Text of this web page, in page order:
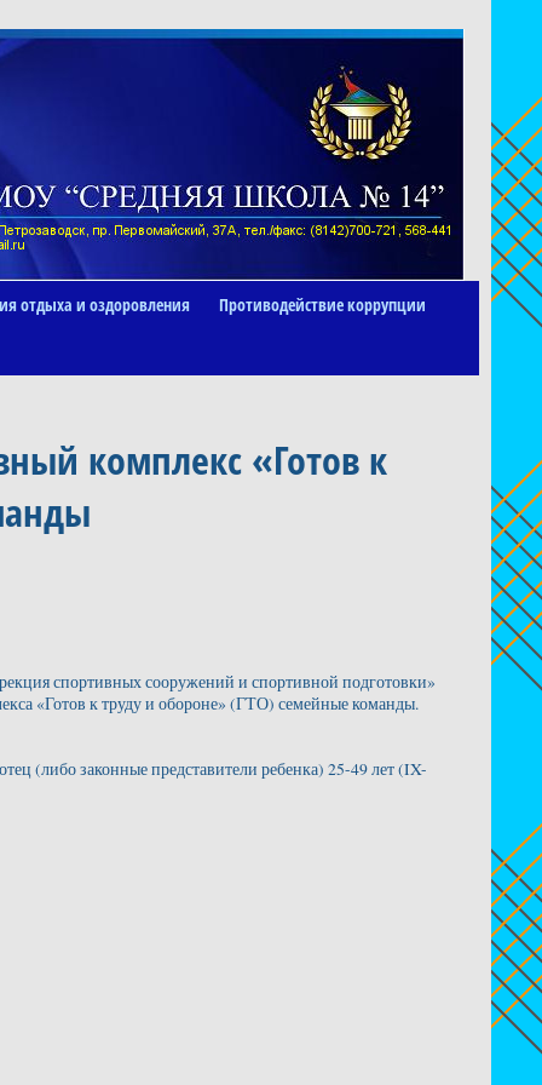
отдыха и оздоровления Противодействие коррупции
комплекс «Готов к
спортивных сооружений и спортивной подготовки»
«Готов к труду и обороне» (ГТО) семейные команды.
(либо законные представители ребенка) 25-49 лет (IX-